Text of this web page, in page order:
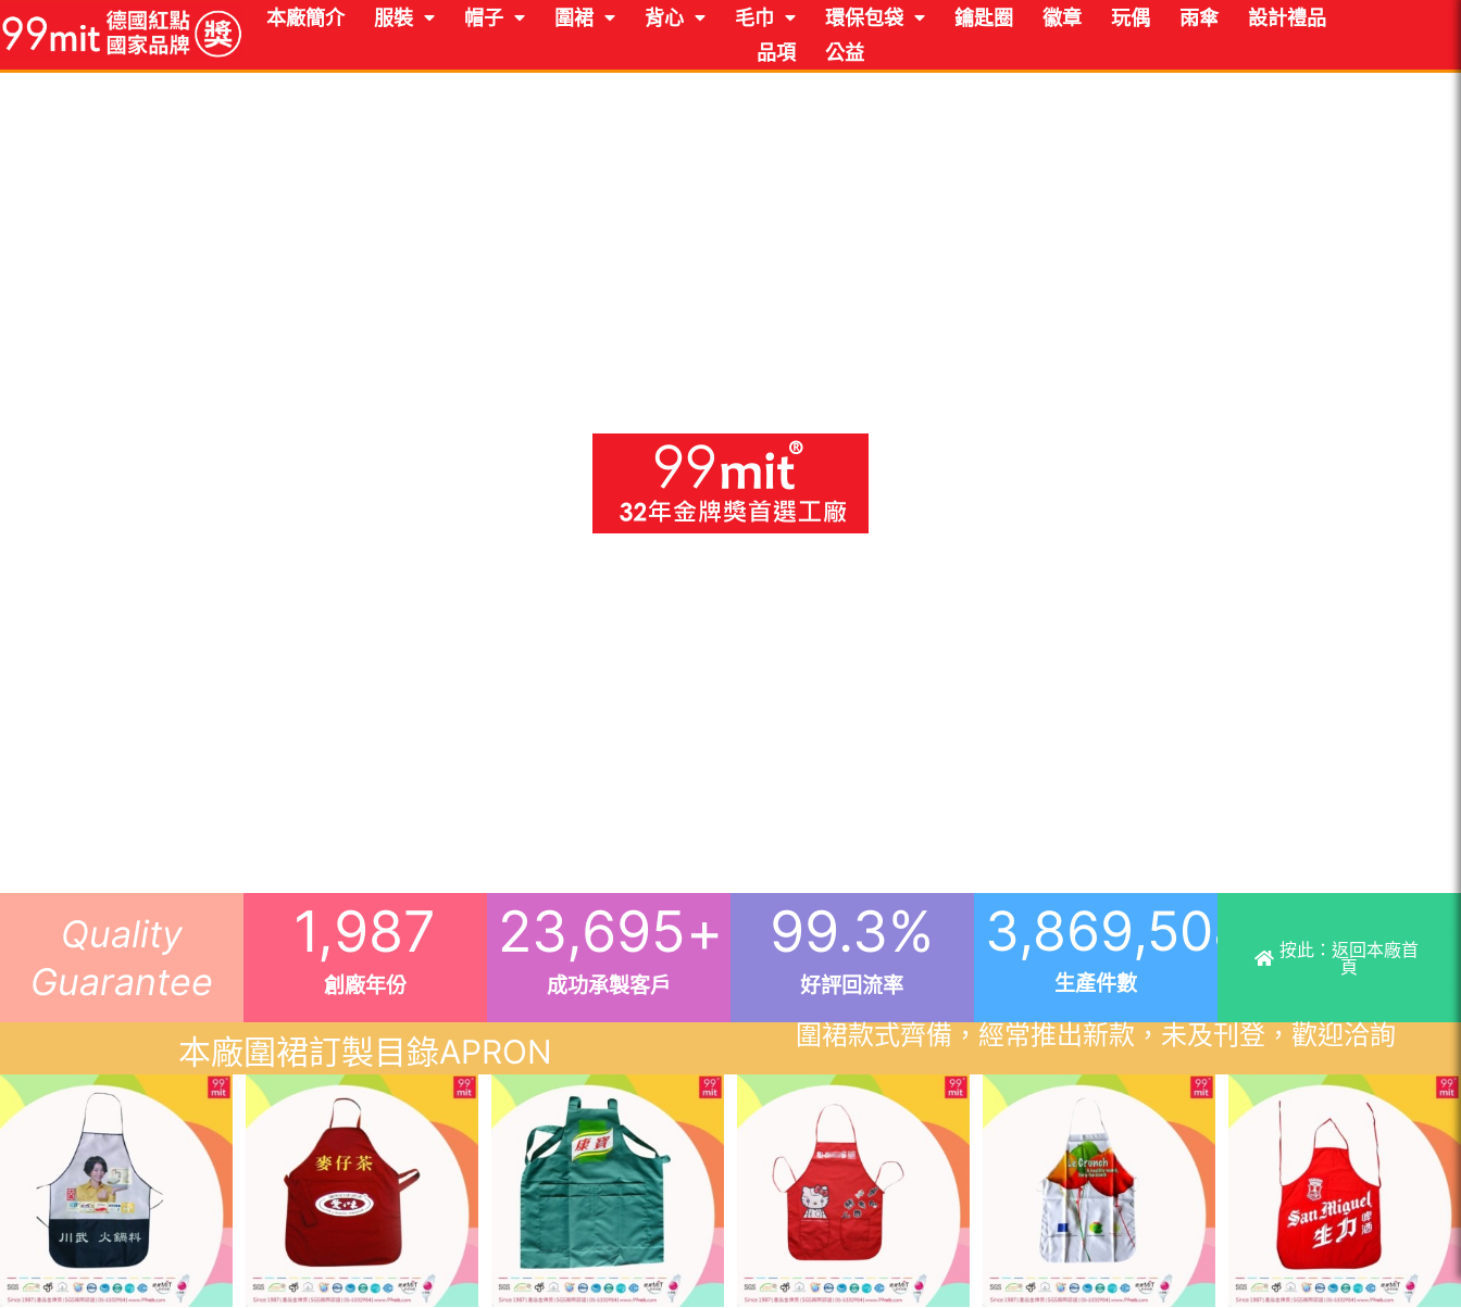
跳
至
本廠簡介 服裝 帽子 圍裙 背心 毛巾 環保包袋 鑰匙圈 徽章 玩偶 雨傘
設計禮品
品項
公益
Quality
Guarantee
創廠年份
1,987
成功承製客戶
23,695+
好評回流率
99.3%
生產件數
3,869,508 +按此：返回本廠首
頁
本廠圍裙訂製目錄APRON 圍裙款式齊備，經常推出新款，未及刊登，歡迎洽詢